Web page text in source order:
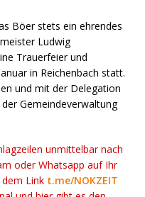
Böer stets ein ehrendes
Ludwig
Trauerfeier und
in Reichenbach statt.
und mit der Delegation
Gemeindeverwaltung
unmittelbar nach
oder Whatsapp auf Ihr
Link t.me/NOKZEIT